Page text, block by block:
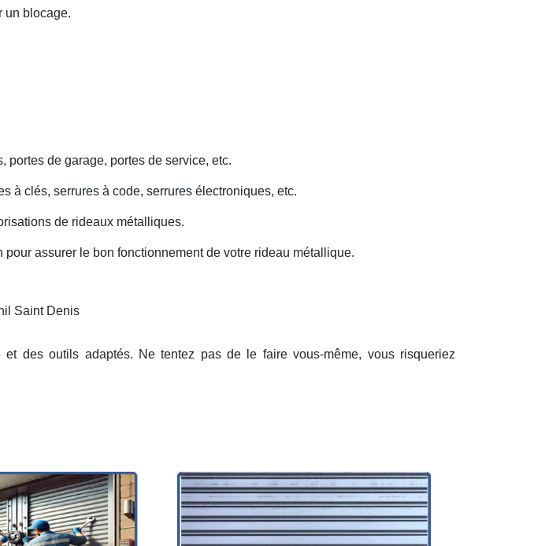
un blocage.
portes de garage, portes de service, etc.
à clés, serrures à code, serrures électroniques, etc.
de rideaux métalliques.
assurer le bon fonctionnement de votre rideau métallique.
Saint Denis
des outils adaptés. Ne tentez pas de le faire vous-même, vous risqueriez